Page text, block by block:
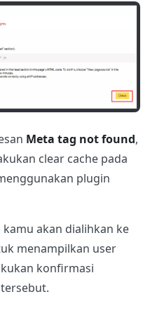
Meta tag not found,
clear cache pada
plugin
akan dialihkan ke
menampilkan user
konfirmasi